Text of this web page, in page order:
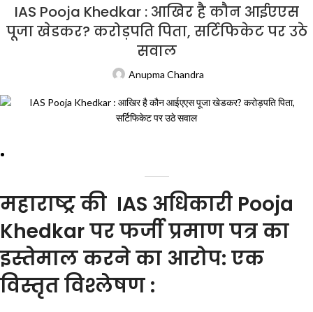
IAS Pooja Khedkar : आखिर है कौन आईएएस
पूजा खेडकर? करोड़पति पिता, सर्टिफिकेट पर उठे
सवाल
Anupma Chandra
महाराष्ट्र की IAS अधिकारी Pooja
Khedkar पर फर्जी प्रमाण पत्र का
इस्तेमाल करने का आरोप: एक
विस्तृत विश्लेषण :